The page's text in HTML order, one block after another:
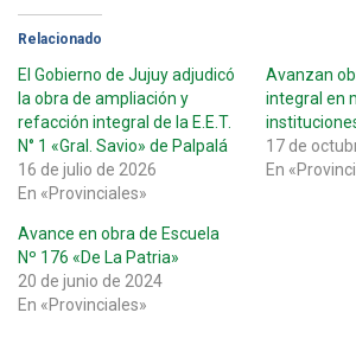
Relacionado
El Gobierno de Jujuy adjudicó
la obra de ampliación y
refacción integral de la E.E.T.
N° 1 «Gral. Savio» de Palpalá
16 de julio de 2026
En «Provinciales»
Avanzan
integral en
17 de
En
Avance en obra de Escuela
Nº 176 «De La Patria»
20 de junio de 2024
En «Provinciales»